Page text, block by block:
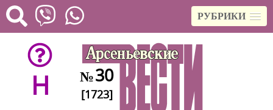
РУБРИКИ
H №30
[1723]